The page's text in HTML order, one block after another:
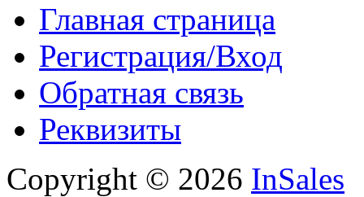
Главная страница
Регистрация/Вход
Обратная связь
Реквизиты
Copyright © 2026 InSales